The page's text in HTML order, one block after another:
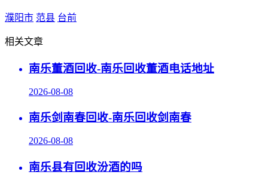
濮阳市 范县 台前
相关文章
南乐董酒回收-南乐回收董酒电话地址
2026-08-08
南乐剑南春回收-南乐回收剑南春
2026-08-08
南乐县有回收汾酒的吗